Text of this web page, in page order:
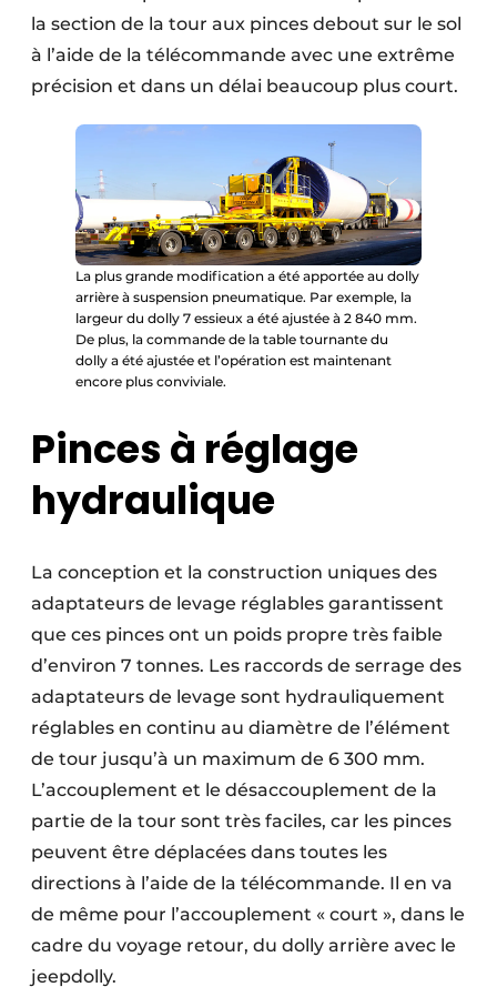
la section de la tour aux pinces debout sur le sol
à l’aide de la télécommande avec une extrême
précision et dans un délai beaucoup plus court.
La plus grande modification a été apportée au dolly
arrière à suspension pneumatique. Par exemple, la
largeur du dolly 7 essieux a été ajustée à 2 840 mm.
De plus, la commande de la table tournante du
dolly a été ajustée et l’opération est maintenant
encore plus conviviale.
Pinces à réglage
hydraulique
La conception et la construction uniques des
adaptateurs de levage réglables garantissent
que ces pinces ont un poids propre très faible
d’environ 7 tonnes. Les raccords de serrage des
adaptateurs de levage sont hydrauliquement
réglables en continu au diamètre de l’élément
de tour jusqu’à un maximum de 6 300 mm.
L’accouplement et le désaccouplement de la
partie de la tour sont très faciles, car les pinces
peuvent être déplacées dans toutes les
directions à l’aide de la télécommande. Il en va
de même pour l’accouplement « court », dans le
cadre du voyage retour, du dolly arrière avec le
jeepdolly.